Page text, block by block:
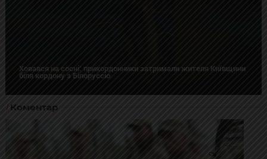
Ховався на сосні: прикордонники затримали жителя Київщини
біля кордону з Білоруссю
Коментар